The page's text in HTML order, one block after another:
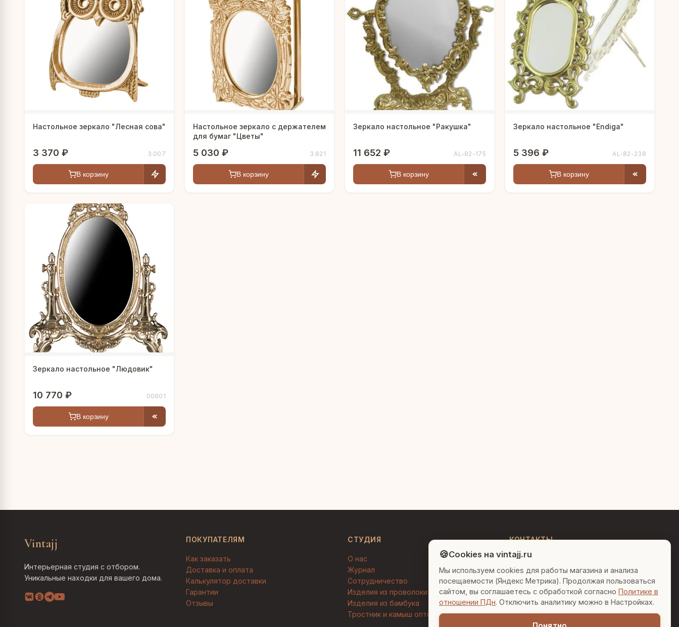
Настольное зеркало "Лесная сова"
3 370 ₽ 3.007
В корзину
Настольное зеркало с держателем
для бумаг "Цветы"
5 030 ₽ 3.821
В корзину
Зеркало настольное "Ракушка"
11 652 ₽ AL-82-175
В корзину
Зеркало настольное "Endiga"
5 396 ₽ AL-82-238
В корзину
Зеркало настольное "Людовик"
10 770 ₽ 00601
В корзину
Vintajj
Интерьерная студия с отбором.
Уникальные находки для вашего дома.
ПОКУПАТЕЛЯМ
Как заказать
Доставка и оплата
Калькулятор доставки
Гарантии
Отзывы
СТУДИЯ
О нас
Журнал
Сотрудничество
Изделия из проволоки
Изделия из бамбука
Тростник и камыш оптом
КОНТАКТЫ
+7 (495) 150-52-26
AI-консультант в Telegram
sales@vintajj.ru
Пн-Пт: 10:00 - 19:00
🍪Cookies на vintajj.ru
Мы используем cookies для работы магазина и анализа
посещаемости (Яндекс Метрика). Продолжая пользоваться
сайтом, вы соглашаетесь с обработкой согласно Политике в
отношении ПДн. Отключить аналитику можно в Настройках.
декору. Чем могу помочь?
Вазы для гостиной
Подарок до 5000₽
Сочетание металлов